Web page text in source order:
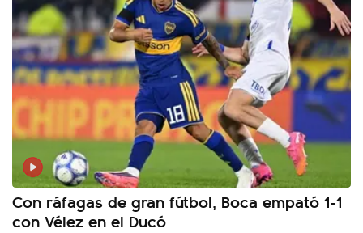
Con ráfagas de gran fútbol, Boca empató 1-1
con Vélez en el Ducó